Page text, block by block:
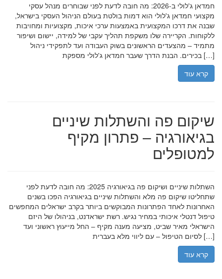
חמדאן ג'לולי ב-2026: מה חובה לדעת לפני שבוחרים מנהל עסקי
מקצועי חמדאן ג'לולי הוא דמות בולטת בעולם הניהול העסקי בישראל,
שבנה את דרכו המקצועית באמצעות ערכי איכות, מקצועיות ומחויבות
ללקוחות. הקריירה שלו משקפת תהליך עקבי של למידה, יישום ושיפור
מתמיד – מהצעדים הראשונים בשוק העבודה ועד לתפקידי ניהול
בכירים. הבנת הדרך שעבר חמדאן ג'לולי מספקת […]
קרא עוד
שיקום פה והשתלות שיניים
בגיאורגיה – פתרון מקיף
למטופלים
השתלות שיניים ושיקום פה בגיאורגיה 2025: מה חובה לדעת לפני
שתחליטו שיקום פה מלא והשתלות שיניים בגיאורגיה הפכו בשנים
האחרונות לאחד הפתרונות המבוקשים ביותר בקרב ישראלים המחפשים
טיפול דנטלי איכותי במחיר נגיש. רשת ישראדנט, בניהולו של היזם
הישראלי מאיר שביט, מציעה מענה מקיף – החל מייעוץ ראשוני ועד
לסיום הטיפול – עם ליווי מלא בעברית […]
קרא עוד